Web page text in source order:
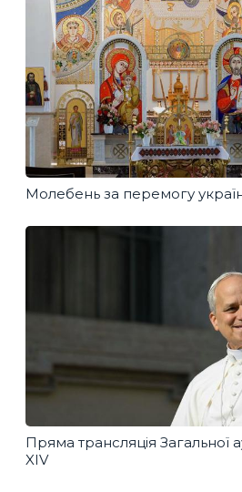
Молебень за перемогу
Пряма трансляція Загальної
XIV